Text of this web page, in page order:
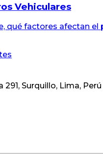
Vehiculares
qué factores afectan
291, Surquillo, Lima, Perú